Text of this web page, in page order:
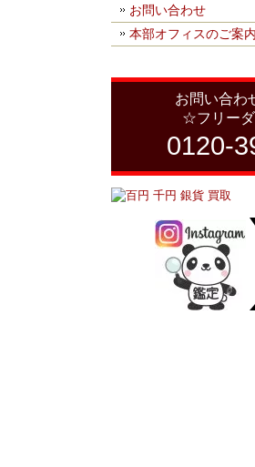
お問い合わせ
本部オフィスのご案内
お問い合わ
☆フリー
0120-